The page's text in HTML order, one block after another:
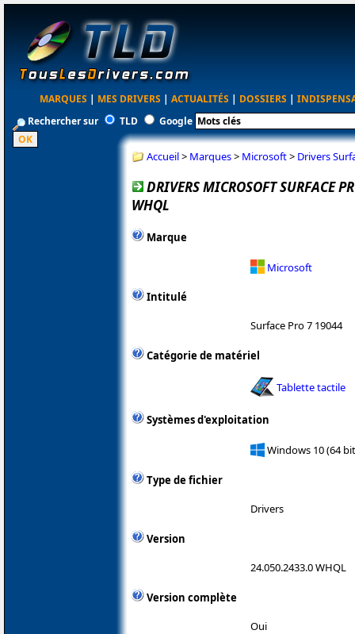
MARQUES | MES DRIVERS | ACTUALITÉS | DOSSIERS |
Rechercher sur
TLD Google
Accueil> Marques> Microsoft> Drivers
DRIVERS MICROSOFT SURFACE
WHQL
Marque
Microsoft
Intitulé
Surface Pro 7 19044
Catégorie de matériel
Tablette tactile
Systèmes d'exploitation
Windows 10 (64
Type de fichier
Drivers
Version
24.050.2433.0 WHQL
Version complète
Oui